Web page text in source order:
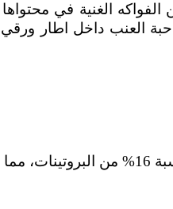
الغنية في
حبة العنب داخل اطار